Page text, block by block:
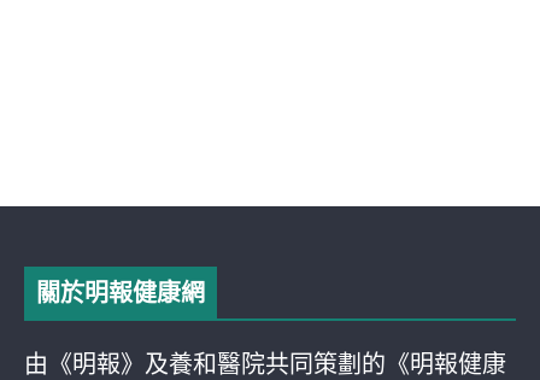
關於明報健康網
由《明報》及養和醫院共同策劃的《明報健康